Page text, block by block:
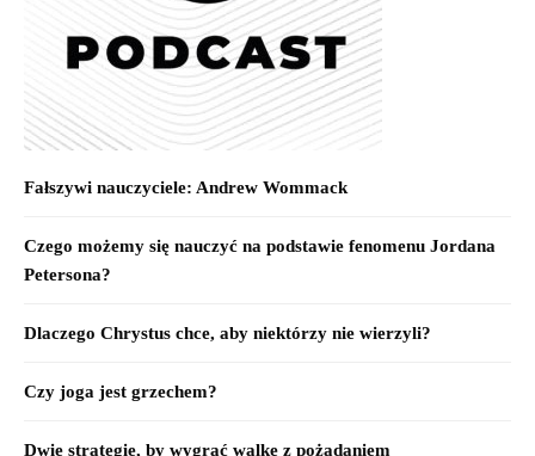
Fałszywi nauczyciele: Andrew Wommack
Czego możemy się nauczyć na podstawie fenomenu Jordana
Petersona?
Dlaczego Chrystus chce, aby niektórzy nie wierzyli?
Czy joga jest grzechem?
Dwie strategie, by wygrać walkę z pożądaniem